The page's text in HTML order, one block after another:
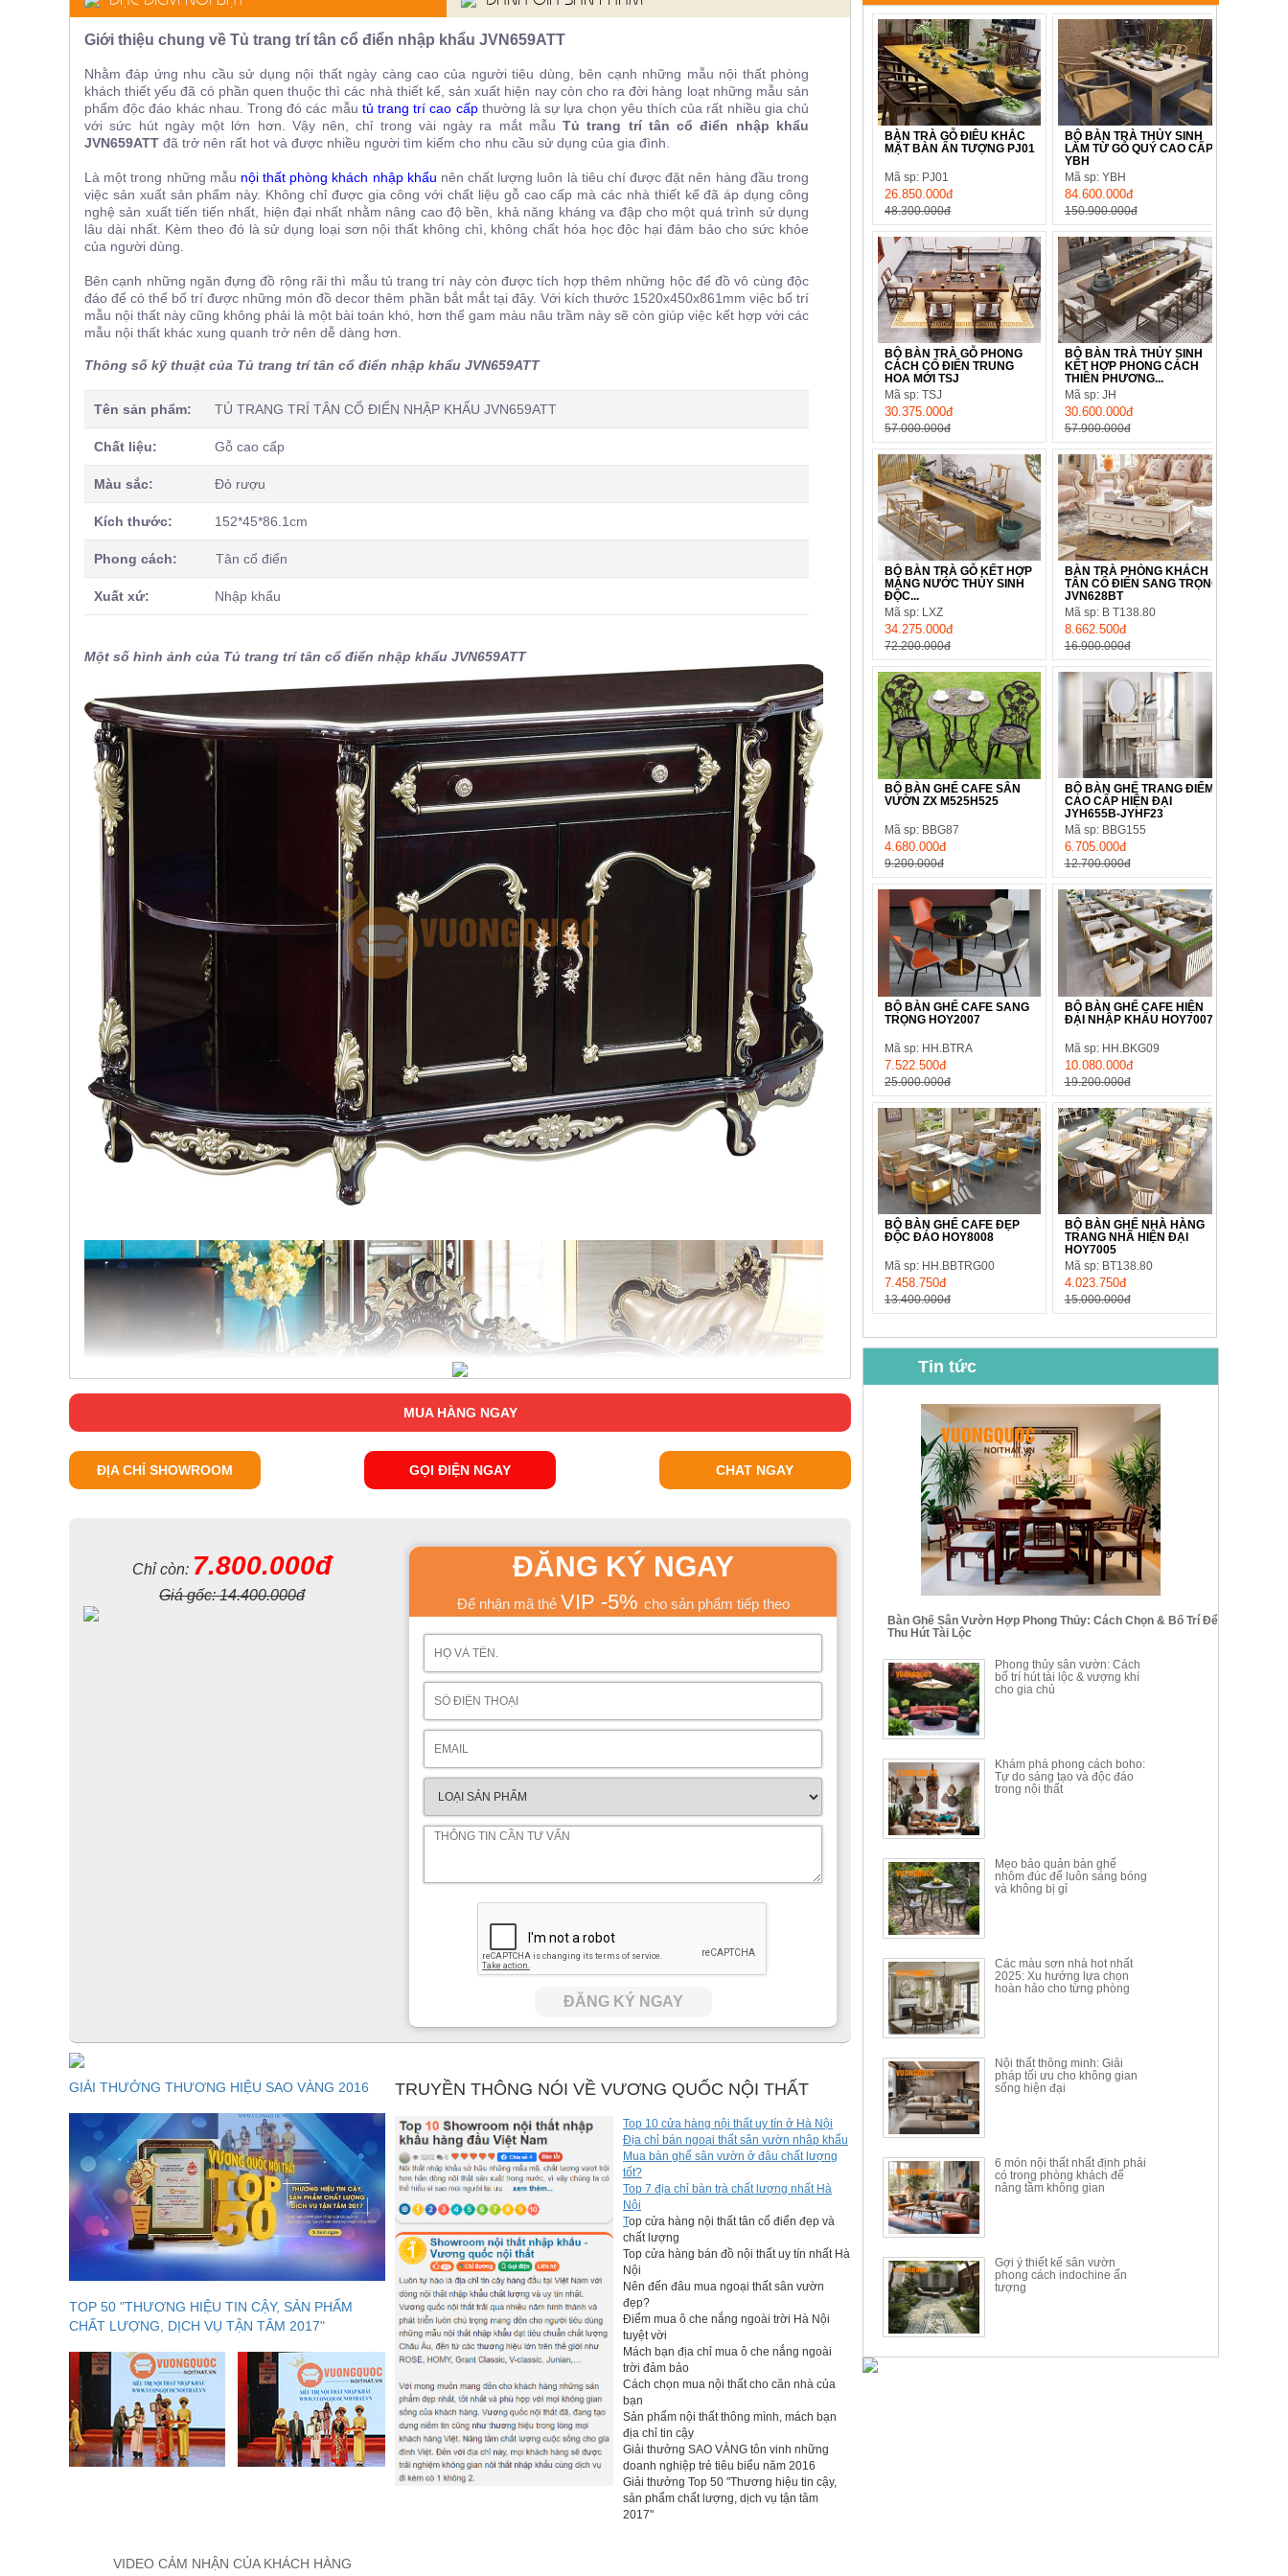
Giới thiệu chung về Tủ trang trí tân cổ điển nhập khẩu JVN659ATT
Nhằm đáp ứng nhu cầu sử dụng nội thất ngày càng cao của người tiêu dùng, bên cạnh những mẫu nội thất phòng
khách thiết yếu đã có phần quen thuộc thì các nhà thiết kế, sản xuất hiện nay còn cho ra đời hàng loạt những mẫu sản
phẩm độc đáo khác nhau. Trong đó các mẫu tủ trang trí cao cấpthường là sự lựa chọn yêu thích của rất nhiều gia chủ
với sức hút ngày một lớn hơn. Vậy nên, chỉ trong vài ngày ra mắt mẫuTủ trang trí tân cổ điển nhập khẩu
JVN659ATT đã trở nên rất hot và được nhiều người tìm kiếm cho nhu cầu sử dụng của gia đình.
Là một trong những mẫu nội thất phòng khách nhập khẩu nên chất lượng luôn là tiêu chí được đặt nên hàng đầu trong
việc sản xuất sản phẩm này. Không chỉ được gia công với chất liệu gỗ cao cấp mà các nhà thiết kế đã áp dụng công
nghệ sản xuất tiến tiến nhất, hiện đại nhất nhằm nâng cao độ bền, khả năng kháng va đập cho một quá trình sử dụng
lâu dài nhất. Kèm theo đó là sử dụng loại sơn nội thất không chì, không chất hóa học độc hại đảm bảo cho sức khỏe
của người dùng.
Bên cạnh những ngăn đựng đồ rộng rãi thì mẫu tủ trang trí này còn được tích hợp thêm những hộc để đồ vô cùng độc
đáo để có thể bố trí được những món đồ decor thêm phần bắt mắt tại đây. Với kích thước 1520x450x861mm việc bố trí
mẫu nội thất này cũng không phải là một bài toán khó, hơn thế gam màu nâu trầm này sẽ còn giúp việc kết hợp với các
mẫu nội thất khác xung quanh trở nên dễ dàng hơn.
Thông số kỹ thuật của Tủ trang trí tân cổ điển nhập khẩu JVN659ATT
Tên sản phẩm: TỦ TRANG TRÍ TÂN CỔ ĐIỂN NHẬP KHẨU JVN659ATT
Chất liệu: Gỗ cao cấp
Màu sắc: Đỏ rượu
Kích thước: 152*45*86.1cm
Phong cách: Tân cổ điển
Xuất xứ: Nhập khẩu
Một số hình ảnh của Tủ trang trí tân cổ điển nhập khẩu JVN659ATT
MUA HÀNG NGAY
ĐỊA CHỈ SHOWROOM GỌI ĐIỆN NGAY CHAT NGAY
Chỉ còn: 7.800.000đ
Giá gốc:14.400.000đ
ĐĂNG KÝ NGAY
Để nhận mã thẻ VIP -5% cho sản phẩm tiếp theo
ĐĂNG KÝ NGAY
GIẢI THƯỞNG THƯƠNG HIỆU SAO VÀNG 2016
TOP 50 "THƯƠNG HIỆU TIN CẬY, SẢN PHẨM
CHẤT LƯỢNG, DỊCH VỤ TẬN TÂM 2017"
TRUYỀN THÔNG NÓI VỀ VƯƠNG QUỐC NỘI THẤT
Top 10 cửa hàng nội thất uy tín ở Hà Nội
Địa chỉ bán ngoại thất sân vườn nhâp khẩu
Mua bàn ghế sân vườn ở đâu chất lượng
tốt?
Top 7 địa chỉ bàn trà chất lượng nhất Hà
Nội
Top cửa hàng nội thất tân cổ điển đẹp và
chất lượng
Top cửa hàng bán đồ nội thất uy tín nhất Hà
Nội
Nên đến đâu mua ngoại thất sân vườn
đẹp?
Điểm mua ô che nắng ngoài trời Hà Nội
tuyệt vời
Mách bạn địa chỉ mua ô che nắng ngoài
trời đảm bảo
Cách chọn mua nội thất cho căn nhà của
bạn
Sản phẩm nội thất thông mình, mách bạn
địa chỉ tin cậy
Giải thưởng SAO VÀNG tôn vinh những
doanh nghiệp trẻ tiêu biểu năm 2016
Giải thưởng Top 50 "Thương hiệu tin cậy,
sản phẩm chất lượng, dịch vụ tận tâm
2017"
BÀN TRÀ GỖ ĐIÊU KHẮC
MẶT BÀN ẤN TƯỢNG PJ01
Mã sp: PJ01
26.850.000đ
48.300.000đ
BỘ BÀN TRÀ THỦY SINH
LÀM TỪ GỖ QUÝ CAO CẤP
YBH
Mã sp: YBH
84.600.000đ
150.900.000đ
BỘ BÀN TRÀ GỖ PHONG
CÁCH CỔ ĐIỂN TRUNG
HOA MỚI TSJ
Mã sp: TSJ
30.375.000đ
57.000.000đ
BỘ BÀN TRÀ THỦY SINH
KẾT HỢP PHONG CÁCH
THIỀN PHƯƠNG...
Mã sp: JH
30.600.000đ
57.900.000đ
BỘ BÀN TRÀ GỖ KẾT HỢP
MÁNG NƯỚC THỦY SINH
ĐỘC...
Mã sp: LXZ
34.275.000đ
72.200.000đ
BÀN TRÀ PHÒNG KHÁCH
TÂN CỔ ĐIỂN SANG TRỌNG
JVN628BT
Mã sp: B T138.80
8.662.500đ
16.900.000đ
BỘ BÀN GHẾ CAFE SÂN
VƯỜN ZX M525H525
Mã sp: BBG87
4.680.000đ
9.200.000đ
BỘ BÀN GHẾ TRANG ĐIỂM
CAO CẤP HIỆN ĐẠI
JYH655B-JYHF23
Mã sp: BBG155
6.705.000đ
12.700.000đ
BỘ BÀN GHẾ CAFE SANG
TRỌNG HOY2007
Mã sp: HH.BTRA
7.522.500đ
25.000.000đ
BỘ BÀN GHẾ CAFE HIỆN
ĐẠI NHẬP KHẨU HOY7007
Mã sp: HH.BKG09
10.080.000đ
19.200.000đ
BỘ BÀN GHẾ CAFE ĐẸP
ĐỘC ĐÁO HOY8008
Mã sp: HH.BBTRG00
7.458.750đ
13.400.000đ
BỘ BÀN GHẾ NHÀ HÀNG
TRANG NHÃ HIỆN ĐẠI
HOY7005
Mã sp: BT138.80
4.023.750đ
15.000.000đ
BỘ BÀN GHẾ CAFE NHẬP
KHẨU CAO CẤP HOY7006
Mã sp: BT135
14.178.750đ
24.700.000đ
BỘ BÀN TRÀ GỖ TỰ NHIÊN
PHONG CÁCH TRUNG HOA
KIỂU MỚI...
Mã sp: BT138.80
20.250.000đ
39.150.000đ
BỘ BÀN TRÀ GỖ PHONG
CÁCH MỚI KẾT HỢP KHAY
NHÚNG TRÀ YDX
Mã sp: BT150.46
17.617.500đ
34.100.000đ
BỘ BÀN GHẾ CAFE KIỂU
DÁNG ĐƠN GIẢN HIỆN ĐẠI
HOY8010
BÀN GHẾ TRANG ĐIỂM
THÔNG MINH HIỆN ĐẠI
TÍCH HỢP SẠC...
Mã sp: HH.BTD08
6.510.000đ
BỘ BÀN ĂN ĐẢO MẶT ĐÁ
PHIẾN AK3699
Tin tức
Bàn Ghế Sân Vườn Hợp Phong Thủy: Cách Chọn & Bố Trí Để
Thu Hút Tài Lộc
Phong thủy sân vườn: Cách
bố trí hút tài lộc & vượng khí
cho gia chủ
Khám phá phong cách boho:
Tự do sáng tạo và độc đáo
trong nội thất
Mẹo bảo quản bàn ghế
nhôm đúc để luôn sáng bóng
và không bị gỉ
Các màu sơn nhà hot nhất
2025: Xu hướng lựa chọn
hoàn hảo cho từng phòng
Nội thất thông minh: Giải
pháp tối ưu cho không gian
sống hiện đại
6 món nội thất nhất định phải
có trong phòng khách để
nâng tầm không gian
Gợi ý thiết kế sân vườn
phong cách indochine ấn
tượng
VIDEO CẢM NHẬN CỦA KHÁCH HÀNG